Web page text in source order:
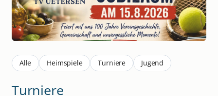
Alle Heimspiele Turniere Jugend
Turniere